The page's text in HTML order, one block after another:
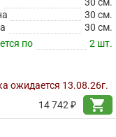
30 см.
30 см.
30 см.
по
2 шт.
ожидается 13.08.26г.
14 742 ₽
shopping_cart